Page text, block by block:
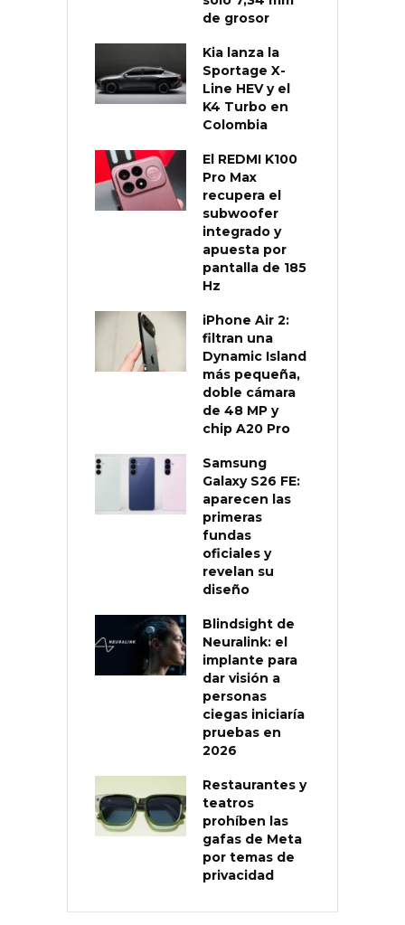
de grosor
Kia lanza la
Sportage X-
Line HEV y el
K4 Turbo en
Colombia
El REDMI K100
Pro Max
recupera el
subwoofer
integrado y
apuesta por
pantalla de 185
Hz
iPhone Air 2:
filtran una
Dynamic Island
más pequeña,
doble cámara
de 48 MP y
chip A20 Pro
Samsung
Galaxy S26 FE:
aparecen las
primeras
fundas
oficiales y
revelan su
diseño
Blindsight de
Neuralink: el
implante para
dar visión a
personas
ciegas iniciaría
pruebas en
2026
Restaurantes y
teatros
prohíben las
gafas de Meta
por temas de
privacidad